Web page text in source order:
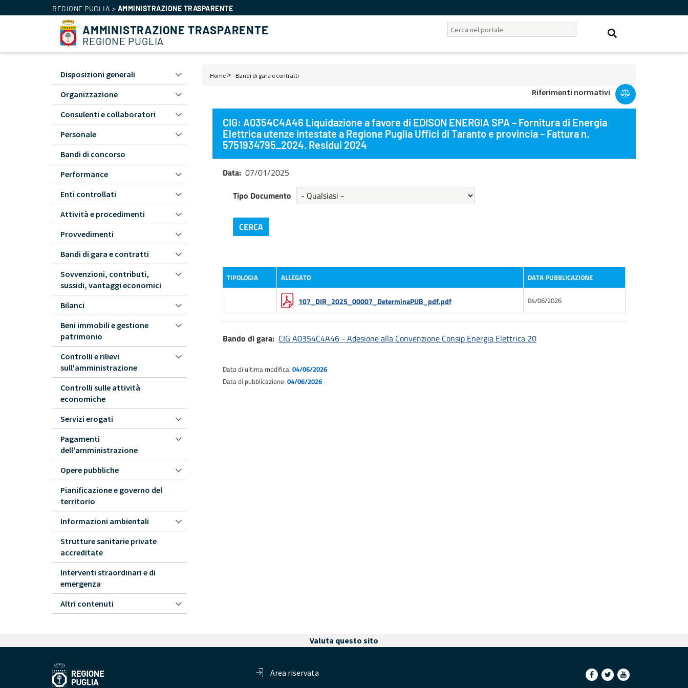
REGIONE PUGLIA > AMMINISTRAZIONE TRASPARENTE
AMMINISTRAZIONE TRASPARENTE
REGIONE PUGLIA
di
pane
Home Bandi di gara e contratti
Riferimenti normativi
CIG: A0354C4A46 Liquidazione a favore di EDISON ENERGIA SPA – Fornitura di Energia
Elettrica utenze intestate a Regione Puglia Uffici di Taranto e provincia – Fattura n.
5751934795_2024. Residui 2024
Data 07/01/2025
Tipo Documento
TIPOLOGIA ALLEGATO DATA PUBBLICAZIONE
107_DIR_2025_00007_DeterminaPUB_pdf.pdf 04/06/2026
Bando di gara CIG A0354C4A46 - Adesione alla Convenzione Consip Energia Elettrica 20
Data di ultima modifica: 04/06/2026
Data di pubblicazione: 04/06/2026
Amministrazione
Trasparente
-
Disposizioni generali
Organizzazione
Consulenti e collaboratori
Personale
Bandi di concorso
Performance
Enti controllati
Attività e procedimenti
Provvedimenti
Bandi di gara e contratti
Sovvenzioni, contributi,
sussidi, vantaggi economici
Bilanci
Beni immobili e gestione
patrimonio
Controlli e rilievi
sull'amministrazione
Controlli sulle attività
economiche
Servizi erogati
Pagamenti
dell'amministrazione
Opere pubbliche
Pianificazione e governo del
territorio
Informazioni ambientali
Strutture sanitarie private
accreditate
Interventi straordinari e di
emergenza
Altri contenuti
Valuta questo sito
Area riservata